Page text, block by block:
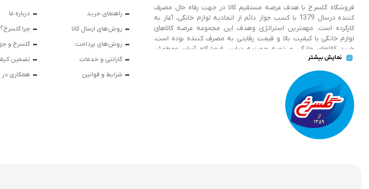
فروشگاه گلسرخ با هدف عرضه مستقیم کالا در جهت رفاه حال مصرف
کننده درسال 1379 با کسب جواز دائم از اتحادیه لوازم خانگی، آغاز به
کارکرده است. مهمترین استراتژی وهدف این مجموعه عرضه کالاهای
لوازم خانگی با کیفیت بالا و قیمت رقابتی به مصرف کننده بوده است.
خرید کالاهای خانگی و تهیه جهیزیه دراین فروشگاه آسان ومطمئن
صورت می پذیرد . گسترش کسب وکارهای اینترنتی ما را بر آن داشت تا
با ایجاد فروشگاه اینترنتی گلسرخ به خدمت رسانی گسترده تر و با
شرایط بهتر بپردازیم.
نمایش بیشتر
راهنمای خرید
روش‌های ارسال کالا
روش‌های پرداخت
گارانتی و خدمات
شرایط و قوانین
درباره ما
چرا
گلسرخ و
تضمین
همکاری